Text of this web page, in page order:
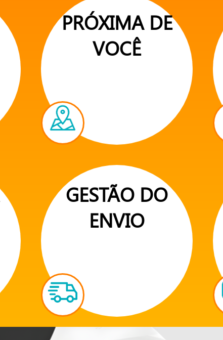
PRÓXIMA DE
VOCÊ
GESTÃO DO
ENVIO